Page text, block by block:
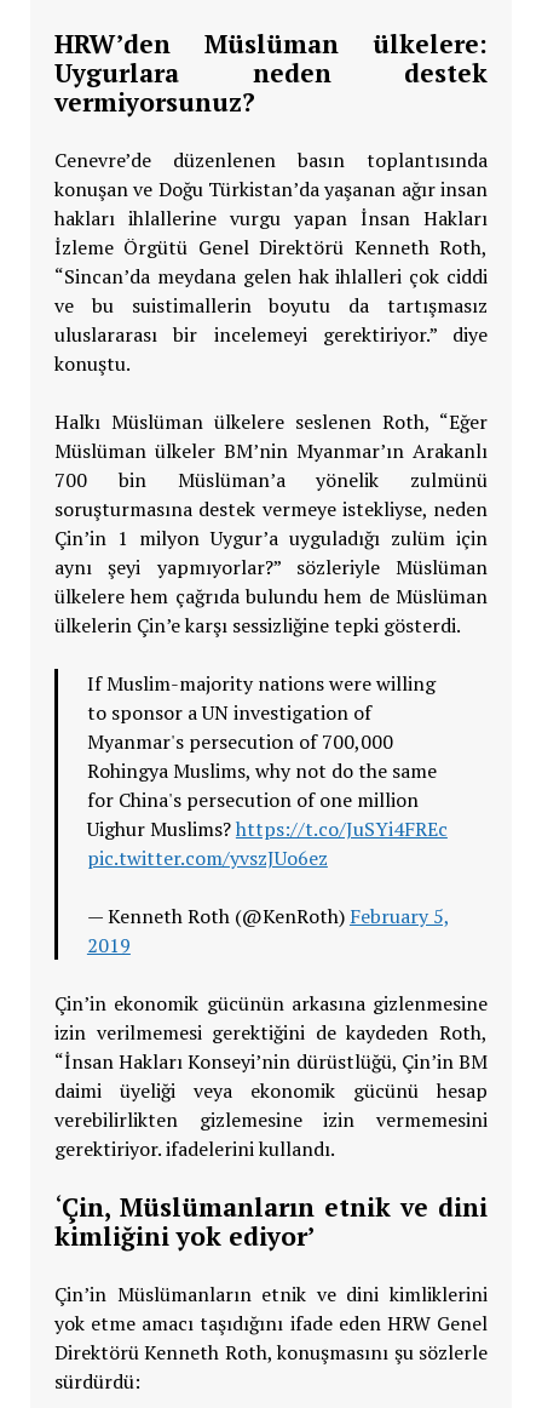
HRW’den Müslüman ülkelere:
Uygurlara neden destek
vermiyorsunuz?
Cenevre’de düzenlenen basın toplantısında
konuşan ve Doğu Türkistan’da yaşanan ağır insan
hakları ihlallerine vurgu yapan İnsan Hakları
İzleme Örgütü Genel Direktörü Kenneth Roth,
“Sincan’da meydana gelen hak ihlalleri çok ciddi
ve bu suistimallerin boyutu da tartışmasız
uluslararası bir incelemeyi gerektiriyor.” diye
konuştu.
Halkı Müslüman ülkelere seslenen Roth, “Eğer
Müslüman ülkeler BM’nin Myanmar’ın Arakanlı
700 bin Müslüman’a yönelik zulmünü
soruşturmasına destek vermeye istekliyse, neden
Çin’in 1 milyon Uygur’a uyguladığı zulüm için
aynı şeyi yapmıyorlar?” sözleriyle Müslüman
ülkelere hem çağrıda bulundu hem de Müslüman
ülkelerin Çin’e karşı sessizliğine tepki gösterdi.
If Muslim-majority nations were willing
to sponsor a UN investigation of
Myanmar's persecution of 700,000
Rohingya Muslims, why not do the same
for China's persecution of one million
Uighur Muslims?https://t.co/JuSYi4FREc
pic.twitter.com/yvszJUo6ez
— Kenneth Roth (@KenRoth) February 5,
2019
Çin’in ekonomik gücünün arkasına gizlenmesine
izin verilmemesi gerektiğini de kaydeden Roth,
“İnsan Hakları Konseyi’nin dürüstlüğü, Çin’in BM
daimi üyeliği veya ekonomik gücünü hesap
verebilirlikten gizlemesine izin vermemesini
gerektiriyor. ifadelerini kullandı.
‘Çin, Müslümanların etnik ve dini
kimliğini yok ediyor’
Çin’in Müslümanların etnik ve dini kimliklerini
yok etme amacı taşıdığını ifade eden HRW Genel
Direktörü Kenneth Roth, konuşmasını şu sözlerle
sürdürdü: